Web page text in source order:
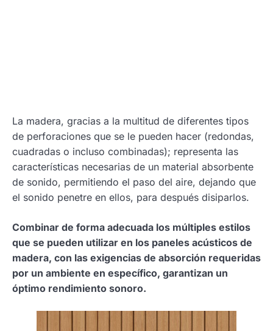
La madera, gracias a la multitud de diferentes tipos
de perforaciones que se le pueden hacer (redondas,
cuadradas o incluso combinadas); representa las
características necesarias de un material absorbente
de sonido, permitiendo el paso del aire, dejando que
el sonido penetre en ellos, para después disiparlos.
Combinar de forma adecuada los múltiples estilos
que se pueden utilizar en los paneles acústicos de
madera, con las exigencias de absorción requeridas
por un ambiente en específico, garantizan un
óptimo rendimiento sonoro.